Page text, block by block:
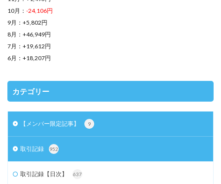
10月： -24,106円
9月：+5,802円
8月：+46,949円
7月：+19,612円
6月：+18,207円
カテゴリー
【メンバー限定記事】 9
取引記録 952
取引記録【日次】 637